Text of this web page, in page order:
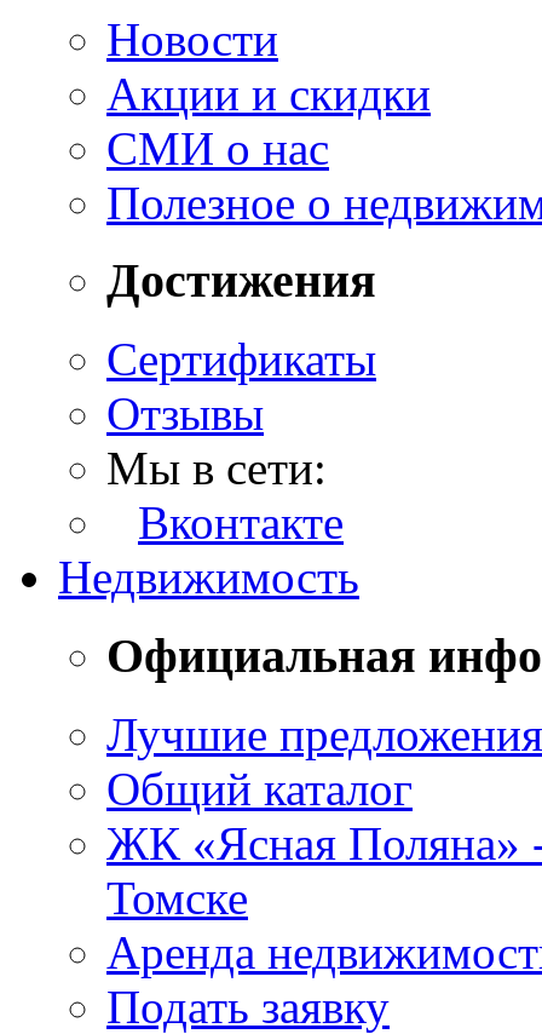
Новости
Акции и скидки
СМИ о нас
Полезное о
Достижения
Сертификаты
Отзывы
Мы в сети:
Вконтакте
Недвижимость
Официальная
Лучшие предложения
Общий каталог
ЖК «Ясная Поляна»
Томске
Аренда
Подать заявку